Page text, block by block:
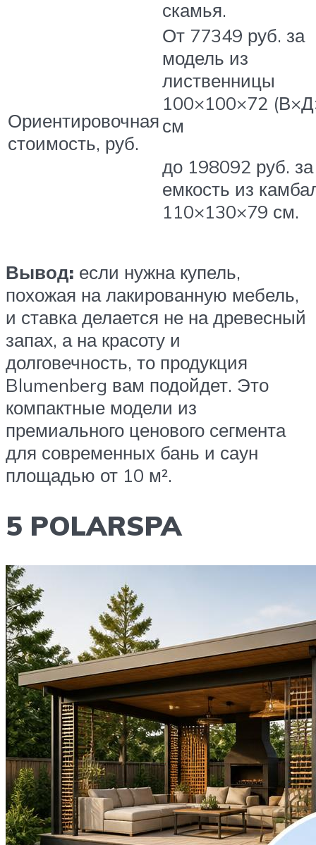
скамья.
Ориентировочная
стоимость, руб.
От 77349 руб. за
модель из
лиственницы
100×100×72
см
до 198092 руб. за
емкость из
110×130×79 см.
Вывод: если нужна купель,
похожая на лакированную мебель,
и ставка делается не на древесный
запах, а на красоту и
долговечность, то продукция
Blumenberg вам подойдет. Это
компактные модели из
премиального ценового сегмента
для современных бань и саун
площадью от 10 м².
5 POLARSPA